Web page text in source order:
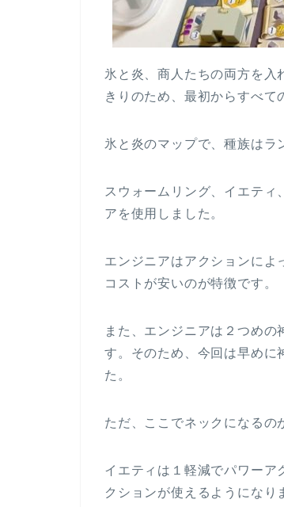
氷と炎、商人たちの両方を入
きりのため、最初からすべて
氷と炎のマップで、種族はラ
スウォームリング、イエティ
アを使用しました。
エンジニアはアクションによ
コストが安いのが特徴です。
また、エンジニアは２つめの
す。そのため、今回は早めに
た。
ただ、ここでネックになるの
イエティは１軽減でパワーア
クションが使えるようになり